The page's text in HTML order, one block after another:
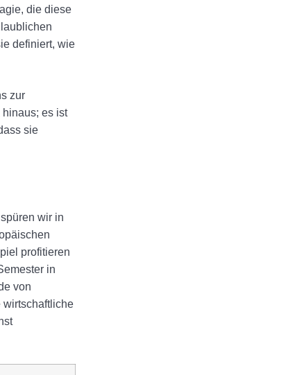
die diese
definiert, wie
zur
es ist
sie
wir in
profitieren
in
von
wirtschaftliche